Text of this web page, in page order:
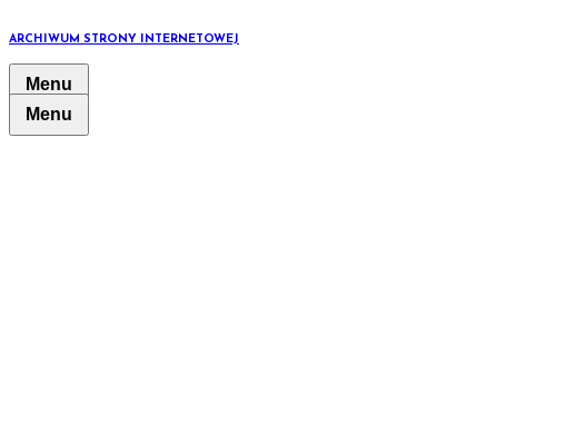
ARCHIWUM STRONY INTERNETOWEJ